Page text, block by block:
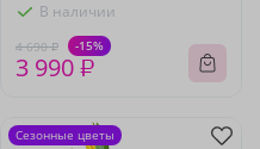
В наличии
4 690 ₽ -15%
3 990 ₽
Сезонные цветы